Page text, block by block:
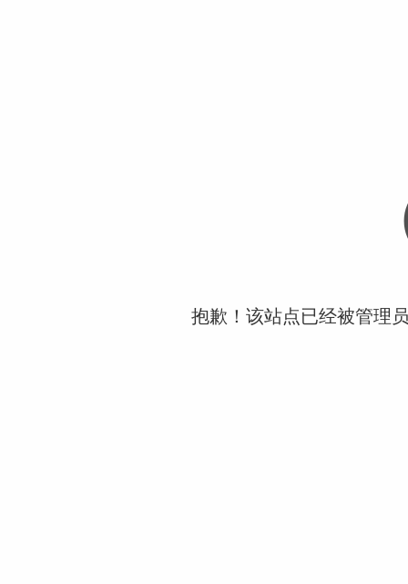
抱歉！该站点已经被管理